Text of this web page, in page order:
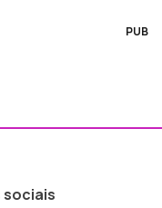
PUB
sociais